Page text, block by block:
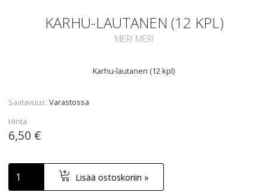
KARHU-LAUTANEN (12 KPL)
MERI MERI
Karhu-lautanen (12 kpl)
Saatavuus Varastossa
Hinta
6,50 €
Lisää ostoskoriin »